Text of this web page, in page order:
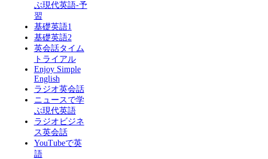
ぶ現代英語-予
習
基礎英語1
基礎英語2
英会話タイム
トライアル
Enjoy Simple
English
ラジオ英会話
ニュースで学
ぶ現代英語
ラジオビジネ
ス英会話
YouTubeで英
語